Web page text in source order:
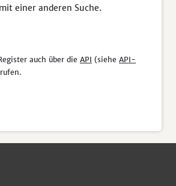
einer anderen Suche.
auch über die API (siehe API-